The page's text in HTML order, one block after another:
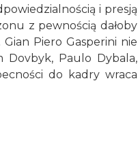
i presją
z pewnością dałoby
Piero Gasperini nie
Dovbyk, Paulo Dybala,
do kadry wraca